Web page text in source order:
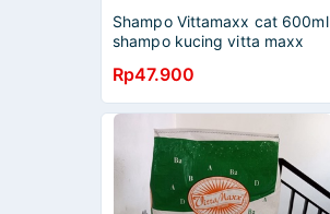
Shampo Vittamaxx cat 600ml
shampo kucing vitta maxx
Rp47.900